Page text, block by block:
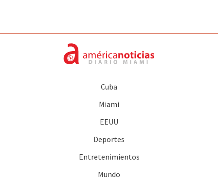
Cuba
Miami
EEUU
Deportes
Entretenimientos
Mundo